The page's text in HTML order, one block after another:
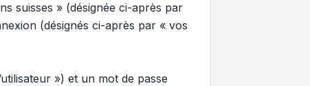
suisses » (désignée ci-après par
(désignés ci-après par « vos
») et un mot de passe